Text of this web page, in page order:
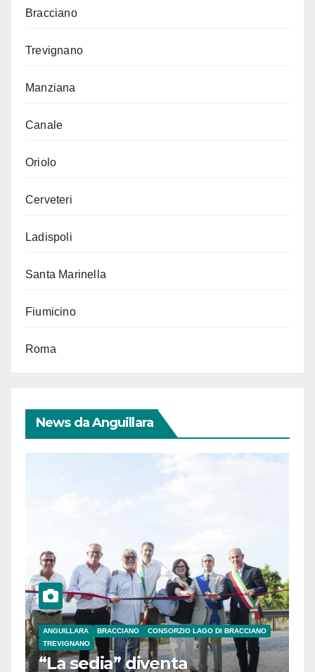
Bracciano
Trevignano
Manziana
Canale
Oriolo
Cerveteri
Ladispoli
Santa Marinella
Fiumicino
Roma
News da Anguillara
ANGUILLARA BRACCIANO
CONSORZIO LAGO DI BRACCIANO
TREVIGNANO
“La sedia” diventa